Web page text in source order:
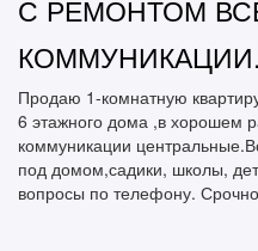
С РЕМОНТОМ
КОММУНИКАЦИИ.
Продаю 1-комнатную
6 этажного дома ,в хорошем
коммуникации
под домом,садики, школы,
вопросы по телефону.